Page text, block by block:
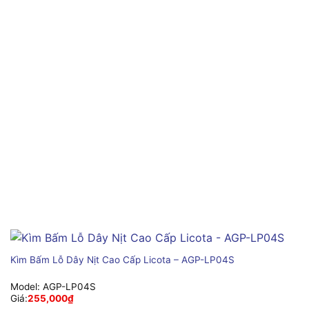
Kìm Bấm Lỗ Dây Nịt Cao Cấp Licota – AGP-LP04S
Model: AGP-LP04S
Giá:255,000₫